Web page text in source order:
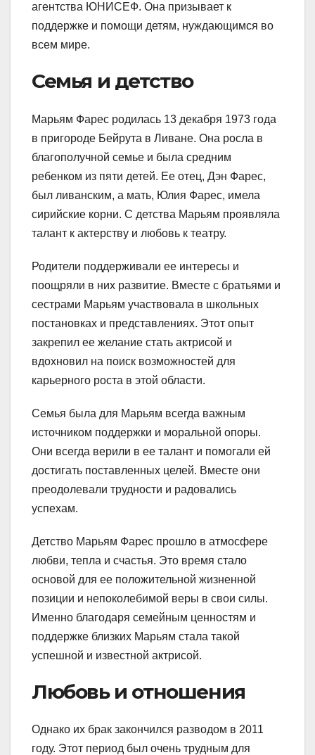
агентства ЮНИСЕФ. Она призывает к
поддержке и помощи детям, нуждающимся во
всем мире.
Семья и детство
Марьям Фарес родилась 13 декабря 1973 года
в пригороде Бейрута в Ливане. Она росла в
благополучной семье и была средним
ребенком из пяти детей. Ее отец, Дэн Фарес,
был ливанским, а мать, Юлия Фарес, имела
сирийские корни. С детства Марьям проявляла
талант к актерству и любовь к театру.
Родители поддерживали ее интересы и
поощряли в них развитие. Вместе с братьями и
сестрами Марьям участвовала в школьных
постановках и представлениях. Этот опыт
закрепил ее желание стать актрисой и
вдохновил на поиск возможностей для
карьерного роста в этой области.
Семья была для Марьям всегда важным
источником поддержки и моральной опоры.
Они всегда верили в ее талант и помогали ей
достигать поставленных целей. Вместе они
преодолевали трудности и радовались
успехам.
Детство Марьям Фарес прошло в атмосфере
любви, тепла и счастья. Это время стало
основой для ее положительной жизненной
позиции и непоколебимой веры в свои силы.
Именно благодаря семейным ценностям и
поддержке близких Марьям стала такой
успешной и известной актрисой.
Любовь и отношения
Однако их брак закончился разводом в 2011
году. Этот период был очень трудным для